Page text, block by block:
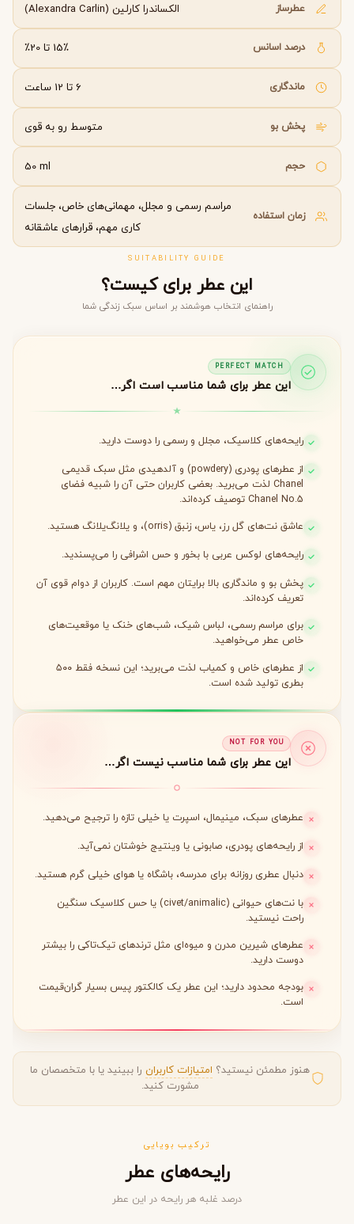
عطرساز الکساندرا کارلین (Alexandra Carlin)
درصد اسانس 15٪ تا 20٪
ماندگاری 6 تا 12 ساعت
پخش بو متوسط رو به قوی
حجم 50 ml
زمان استفاده
مراسم رسمی و مجلل، مهمانی‌های خاص، جلسات
کاری مهم، قرارهای عاشقانه
SUITABILITY GUIDE
این عطر برای کیست؟
راهنمای انتخاب هوشمند بر اساس سبک زندگی شما
PERFECT MATCH
این عطر برای شما مناسب است اگر…
رایحه‌های کلاسیک، مجلل و رسمی را دوست دارید.
از عطرهای پودری (powdery) و آلدهیدی مثل سبک قدیمی
Chanel لذت می‌برید. بعضی کاربران حتی آن را شبیه فضای
Chanel No.5 توصیف کرده‌اند.
عاشق نت‌های گل رز، یاس، زنبق (orris)، و یلانگ‌یلانگ هستید.
رایحه‌های لوکس عربی با بخور و حس اشرافی را می‌پسندید.
پخش بو و ماندگاری بالا برایتان مهم است. کاربران از دوام قوی آن
تعریف کرده‌اند.
برای مراسم رسمی، لباس شیک، شب‌های خنک یا موقعیت‌های
خاص عطر می‌خواهید.
از عطرهای خاص و کمیاب لذت می‌برید؛ این نسخه فقط ۵۰۰
بطری تولید شده است.
NOT FOR YOU
این عطر برای شما مناسب نیست اگر…
عطرهای سبک، مینیمال، اسپرت یا خیلی تازه را ترجیح می‌دهید.
از رایحه‌های پودری، صابونی یا وینتیج خوشتان نمی‌آید.
دنبال عطری روزانه برای مدرسه، باشگاه یا هوای خیلی گرم هستید.
با نت‌های حیوانی (civet/animalic) یا حس کلاسیک سنگین
راحت نیستید.
عطرهای شیرین مدرن و میوه‌ای مثل ترندهای تیک‌تاکی را بیشتر
دوست دارید.
بودجه محدود دارید؛ این عطر یک کالکتور پیس بسیار گران‌قیمت
است.
هنوز مطمئن نیستید؟ امتیازات کاربران را ببینید یا با متخصصان ما
مشورت کنید.
ترکیب بویایی
رایحه‌های عطر
درصد غلبه هر رایحه در این عطر